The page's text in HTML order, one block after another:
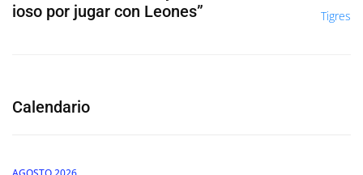
ioso por jugar con Leones”
Calendario